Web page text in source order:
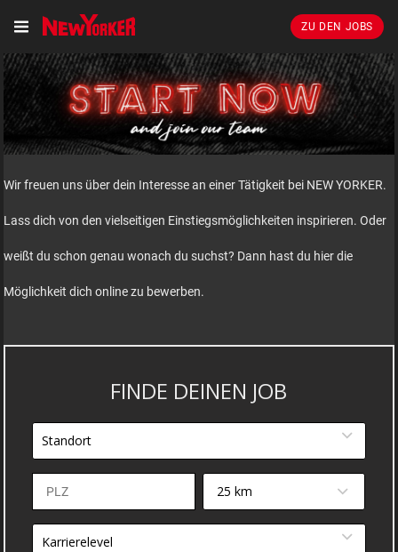
ZU DEN JOBS
Wir freuen uns über dein Interesse an einer Tätigkeit bei NEW YORKER.
Lass dich von den vielseitigen Einstiegsmöglichkeiten inspirieren. Oder
weißt du schon genau wonach du suchst? Dann hast du hier die
Möglichkeit dich online zu bewerben.
FINDE DEINEN JOB
Standort
25 km
Karrierelevel